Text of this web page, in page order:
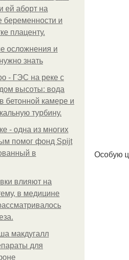
ей аборт на
беременности и
плаценту.
осложнения и
знать
- ГЭС на реке с
высоты: вода
бетонной камере и
турбину.
- одна из многих
помог фонд Spijt
в
влияют на
в медицине
макдугалл
для
Особую